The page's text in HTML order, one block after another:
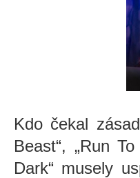
Kdo čekal
Beast“, „Run
Dark“ musely